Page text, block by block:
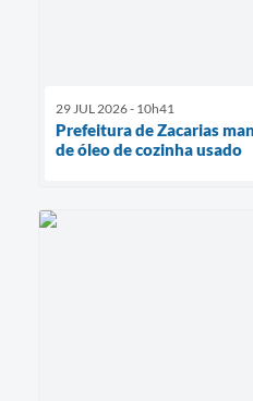
29 JUL 2026 - 10h41
Prefeitura de Zacarias
de óleo de cozinha usado